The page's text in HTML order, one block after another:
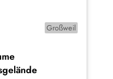
Großweil